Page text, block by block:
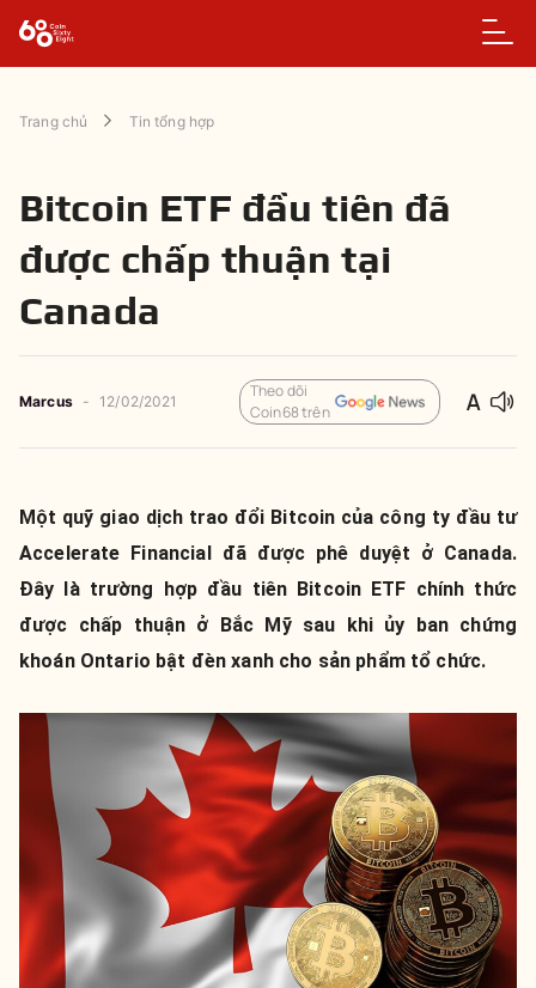
Trang chủ Tin tổng hợp
Bitcoin ETF đầu tiên đã
được chấp thuận tại
Canada
Marcus - 12/02/2021
Theo dõi
Coin68 trên
Một quỹ giao dịch trao đổi Bitcoin của công ty đầu tư
Accelerate Financial đã được phê duyệt ở Canada.
Đây là trường hợp đầu tiên Bitcoin ETF chính thức
được chấp thuận ở Bắc Mỹ sau khi ủy ban chứng
khoán Ontario bật đèn xanh cho sản phẩm tổ chức.